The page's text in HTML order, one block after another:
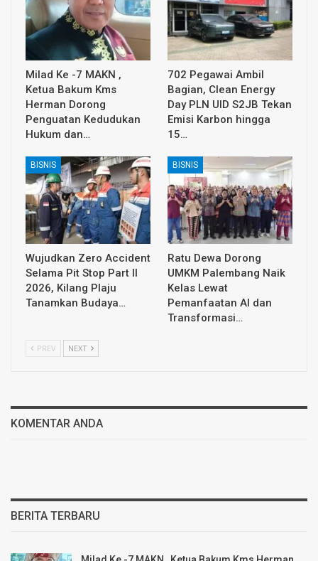
Milad Ke -7 MAKN ,
Ketua Bakum Kms
Herman Dorong
Penguatan Kedudukan
Hukum dan…
702 Pegawai Ambil
Bagian, Clean Energy
Day PLN UID S2JB Tekan
Emisi Karbon hingga
15…
BISNIS
Wujudkan Zero Accident
Selama Pit Stop Part II
2026, Kilang Plaju
Tanamkan Budaya…
BISNIS
Ratu Dewa Dorong
UMKM Palembang Naik
Kelas Lewat
Pemanfaatan AI dan
Transformasi…
PREV NEXT
KOMENTAR ANDA
BERITA TERBARU